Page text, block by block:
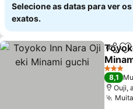
Selecione as datas para ver
exatos.
3 Estrelas
8,1
Ouji,